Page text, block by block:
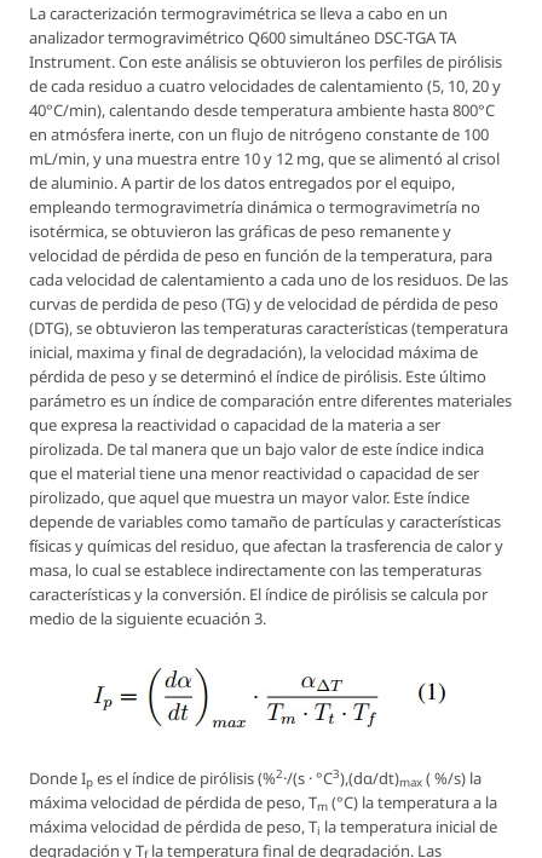
La caracterización termogravimétrica se lleva a cabo en un
analizador termogravimétrico Q600 simultáneo DSC-TGA TA
Instrument. Con este análisis se obtuvieron los perfiles de pirólisis
de cada residuo a cuatro velocidades de calentamiento (5, 10, 20 y
40°C/min), calentando desde temperatura ambiente hasta 800°C
en atmósfera inerte, con un flujo de nitrógeno constante de 100
mL/min, y una muestra entre 10 y 12 mg, que se alimentó al crisol
de aluminio. A partir de los datos entregados por el equipo,
empleando termogravimetría dinámica o termogravimetría no
isotérmica, se obtuvieron las gráficas de peso remanente y
velocidad de pérdida de peso en función de la temperatura, para
cada velocidad de calentamiento a cada uno de los residuos. De las
curvas de perdida de peso (TG) y de velocidad de pérdida de peso
(DTG), se obtuvieron las temperaturas características (temperatura
inicial, maxima y final de degradación), la velocidad máxima de
pérdida de peso y se determinó el índice de pirólisis. Este último
parámetro es un índice de comparación entre diferentes materiales
que expresa la reactividad o capacidad de la materia a ser
pirolizada. De tal manera que un bajo valor de este índice indica
que el material tiene una menor reactividad o capacidad de ser
pirolizado, que aquel que muestra un mayor valor. Este índice
depende de variables como tamaño de partículas y características
físicas y químicas del residuo, que afectan la trasferencia de calor y
masa, lo cual se establece indirectamente con las temperaturas
características y la conversión. El índice de pirólisis se calcula por
medio de la siguiente ecuación 3.
Donde Ip es el índice de pirólisis (%2·/(s · °C3),(dα/dt)max ( %/s) la
máxima velocidad de pérdida de peso,Tm (°C) la temperatura a la
máxima velocidad de pérdida de peso,Ti la temperatura inicial de
degradación yTla temperatura final de degradación. Las